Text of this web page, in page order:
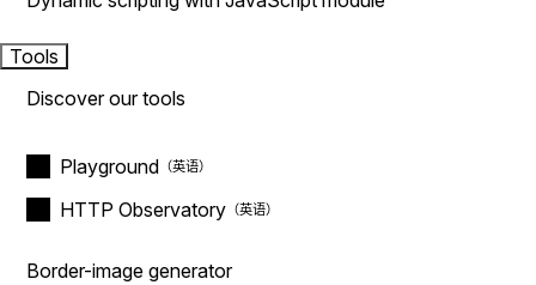
Tools
Discover our tools
Playground
HTTP Observatory
Border-image generator